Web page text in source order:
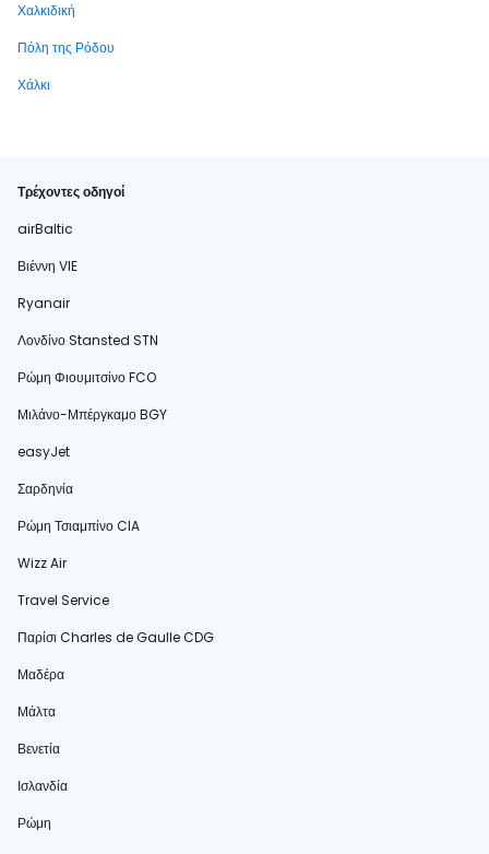
Χαλκιδική
Πόλη της Ρόδου
Χάλκι
Τρέχοντες οδηγοί
airBaltic
Βιέννη VIE
Ryanair
Λονδίνο Stansted STN
Ρώμη Φιουμιτσίνο FCO
Μιλάνο-Μπέργκαμο BGY
easyJet
Σαρδηνία
Ρώμη Τσιαμπίνο CIA
Wizz Air
Travel Service
Παρίσι Charles de Gaulle CDG
Μαδέρα
Μάλτα
Βενετία
Ισλανδία
Ρώμη